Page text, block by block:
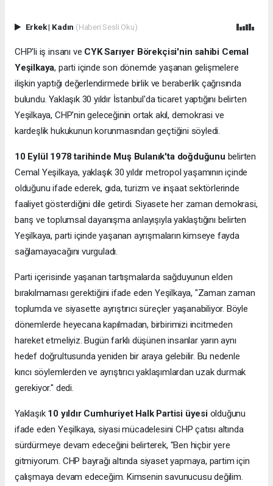
Erkek| Kadın (Haberi Sesli Oku)
CHP'li iş insanı ve CYK Sarıyer Börekçisi'nin sahibi Cemal
Yeşilkaya, parti içinde son dönemde yaşanan gelişmelere
ilişkin yaptığı değerlendirmede birlik ve beraberlik çağrısında
bulundu. Yaklaşık 30 yıldır İstanbul'da ticaret yaptığını belirten
Yeşilkaya, CHP'nin geleceğinin ortak akıl, demokrasi ve
kardeşlik hukukunun korunmasından geçtiğini söyledi.
10 Eylül 1978 tarihinde Muş Bulanık'ta doğduğunu belirten
Cemal Yeşilkaya, yaklaşık 30 yıldır metropol yaşamının içinde
olduğunu ifade ederek, gıda, turizm ve inşaat sektörlerinde
faaliyet gösterdiğini dile getirdi. Siyasete her zaman demokrasi,
barış ve toplumsal dayanışma anlayışıyla yaklaştığını belirten
Yeşilkaya, parti içinde yaşanan ayrışmaların kimseye fayda
sağlamayacağını vurguladı.
Parti içerisinde yaşanan tartışmalarda sağduyunun elden
bırakılmaması gerektiğini ifade eden Yeşilkaya, "Zaman zaman
toplumda ve siyasette ayrıştırıcı süreçler yaşanabiliyor. Böyle
dönemlerde heyecana kapılmadan, birbirimizi incitmeden
hareket etmeliyiz. Bugün farklı düşünen insanlar yarın aynı
hedef doğrultusunda yeniden bir araya gelebilir. Bu nedenle
kırıcı söylemlerden ve ayrıştırıcı yaklaşımlardan uzak durmak
gerekiyor." dedi.
Yaklaşık 10 yıldır Cumhuriyet Halk Partisi üyesiolduğunu
ifade eden Yeşilkaya, siyasi mücadelesini CHP çatısı altında
sürdürmeye devam edeceğini belirterek, "Ben hiçbir yere
gitmiyorum. CHP bayrağı altında siyaset yapmaya, partim için
çalışmaya devam edeceğim. Kimsenin savunucusu değilim.